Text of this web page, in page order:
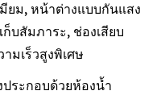
ยม, หน้าต่างแบบกันแสง
บสัมภาระ, ช่องเสียบ
มเร็วสูงพิเศษ
ระกอบด้วยห้องน้ำ